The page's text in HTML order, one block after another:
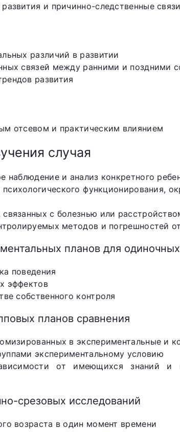
и причинно-следственные
различий в развитии
связей между ранними и поздними
развития
отсевом и практическим влиянием
случая
наблюдение и анализ конкретного
функционирования,
с болезнью или
методов и погрешностей
планов для
поведения
эффектов
собственного контроля
планов сравнения
в экспериментальные и
экспериментальному условию
от имеющихся знаний и
срезовых исследований
возраста в один момент времени